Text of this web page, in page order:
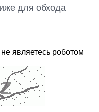
для обхода
являетесь роботом